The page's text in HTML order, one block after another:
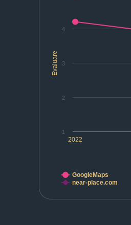
Evaluare
2022
1
2
3
4
GoogleMaps
near-place.com